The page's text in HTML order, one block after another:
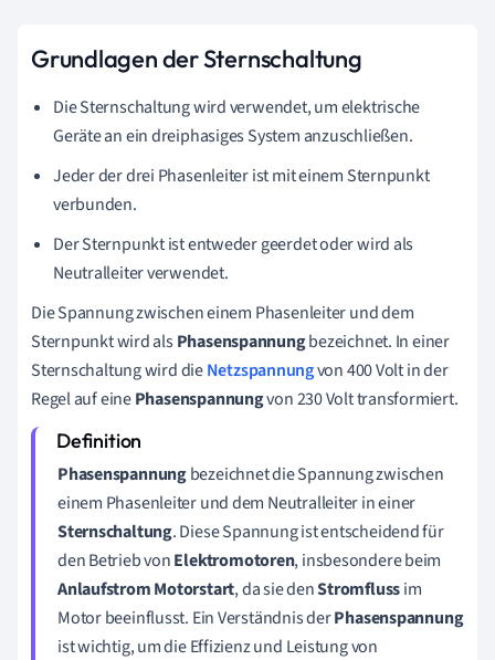
Grundlagen der Sternschaltung
Die Sternschaltung wird verwendet, um elektrische
Geräte an ein dreiphasiges System anzuschließen.
Jeder der drei Phasenleiter ist mit einem Sternpunkt
verbunden.
Der Sternpunkt ist entweder geerdet oder wird als
Neutralleiter verwendet.
Die Spannung zwischen einem Phasenleiter und dem
Sternpunkt wird alsPhasenspannungbezeichnet. In einer
Sternschaltung wird dieNetzspannungvon 400 Volt in der
Regel auf einePhasenspannungvon 230 Volt transformiert.
Phasenspannungbezeichnet die Spannung zwischen
einem Phasenleiter und dem Neutralleiter in einer
Sternschaltung. Diese Spannung ist entscheidend für
den Betrieb vonElektromotoren, insbesondere beim
Anlaufstrom Motorstart, da sie denStromflussim
Motor beeinflusst. Ein Verständnis derPhasenspannung
ist wichtig, um die Effizienz und Leistung von